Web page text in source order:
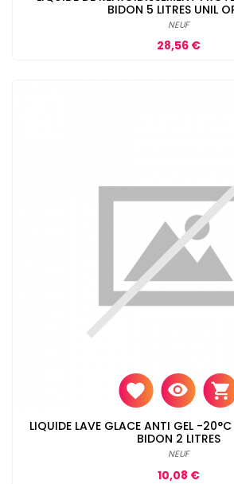
BIDON 5 LITRES UNIL
NEUF
Prix
28,56 €
LIQUIDE LAVE GLACE ANTI GEL -
BIDON 2 LITRES
NEUF
Prix
10,08 €